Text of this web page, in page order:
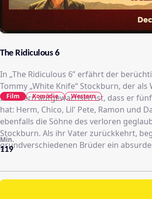
The Ridiculous 6
In „The Ridiculous 6” erfährt der
Tommy „White Knife“ Stockburn, der als
Indianern aufgewachsen ist, dass er
hat: Herm, Chico, Lil' Pete, Ramon und
ebenfalls die Söhne des verloren
Stockburn. Als ihr Vater zurückkehrt,
grundverschiedenen Brüder ein
119
Min.
Film Komödie Western